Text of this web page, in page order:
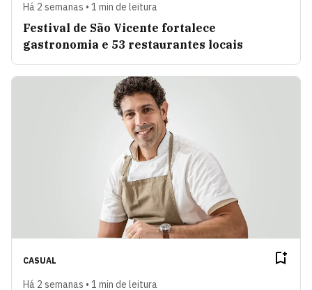
Há 2 semanas • 1 min de leitura
Festival de São Vicente fortalece
gastronomia e 53 restaurantes locais
CASUAL
Há 2 semanas • 1 min de leitura